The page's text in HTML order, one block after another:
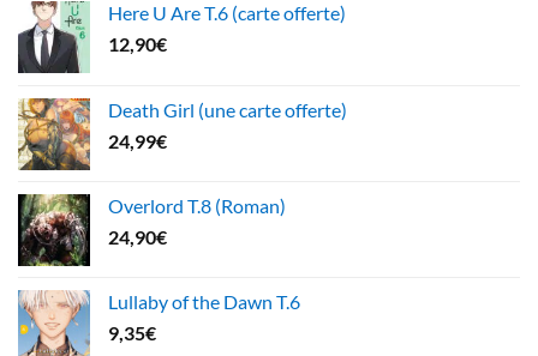
Here U Are T.6 (carte offerte)
12,90€
Death Girl (une carte offerte)
24,99€
Overlord T.8 (Roman)
24,90€
Lullaby of the Dawn T.6
9,35€